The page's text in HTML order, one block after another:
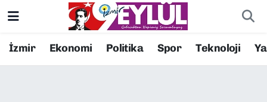
İzmir Ekonomi Politika Spor Teknoloji
Resmi İlanlar
Konak Nöbetçi Eczaneler